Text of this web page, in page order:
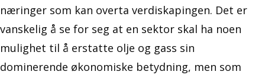
næringer som kan overta verdiskapingen. Det er
vanskelig å se for seg at en sektor skal ha noen
mulighet til å erstatte olje og gass sin
dominerende økonomiske betydning, men som